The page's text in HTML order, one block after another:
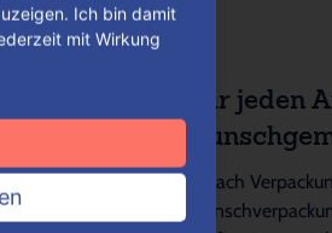
und
Für jeden
Je nach
Ich bin damit
mit Wirkung